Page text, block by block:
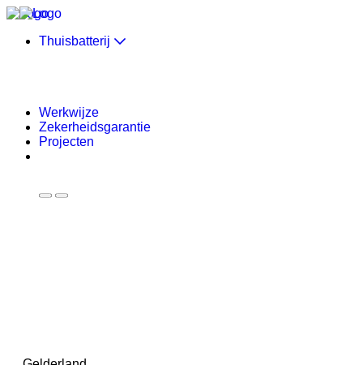
Skip to content
Thuisbatterij
Werkwijze
Zekerheidsgarantie
Projecten